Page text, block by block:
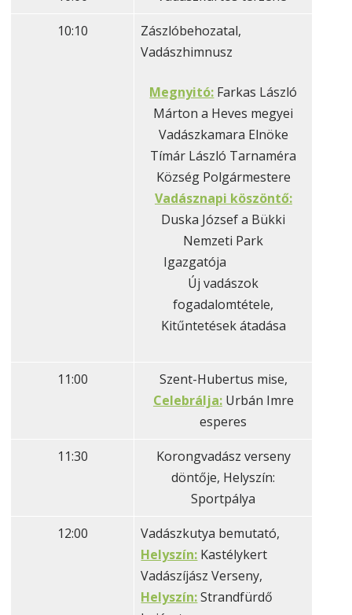
10:10
Zászlóbehozatal,
Vadászhimnusz
Megnyitó: Farkas László
Márton a Heves megyei
Vadászkamara Elnöke
Tímár László Tarnaméra
Község Polgármestere
Vadásznapi köszöntő:
Duska József a Bükki
Nemzeti Park
Igazgatója
Új vadászok
fogadalomtétele,
Kitűntetések átadása
11:00
Szent-Hubertus mise,
Celebrálja:Urbán Imre
esperes
11:30
Korongvadász verseny
döntője, Helyszín:
Sportpálya
12:00
Vadászkutya bemutató,
Helyszín: Kastélykert
Vadászíjász Verseny,
Helyszín:Strandfürdő